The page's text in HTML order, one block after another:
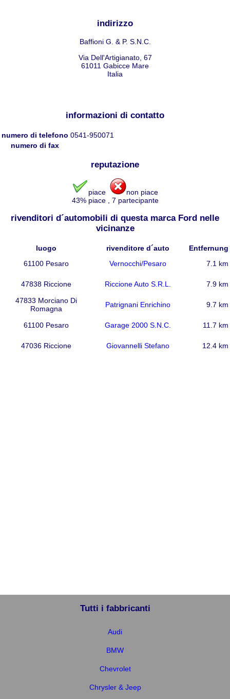
indirizzo
Baffioni G. & P. S.N.C.
Via Dell'Artigianato, 67
61011 Gabicce Mare
Italia
informazioni di contatto
numero di telefono 0541-950071
numero di fax
reputazione
piace
non piace
43% piace , 7 partecipante
rivenditori d´automobili di questa marca Ford nelle
vicinanze
luogo rivenditore d´auto
Entfernung
61100 Pesaro
Vernocchi/Pesaro 7.1 km
47838 Riccione Riccione Auto S.R.L.
7.9 km
47833 Morciano Di
Romagna
Patrignani Enrichino 9.7 km
61100 Pesaro Garage 2000 S.N.C. 11.7 km
47036 Riccione Giovannelli Stefano 12.4 km
Tutti i fabbricanti
Audi
BMW
Chevrolet
Chrysler & Jeep